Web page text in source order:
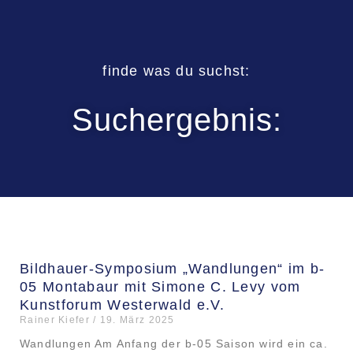
finde was du suchst:
Suchergebnis:
Bildhauer-Symposium „Wandlungen“ im b-
05 Montabaur mit Simone C. Levy vom
Kunstforum Westerwald e.V.
Rainer Kiefer 19. März 2025
Wandlungen Am Anfang der b-05 Saison wird ein ca.